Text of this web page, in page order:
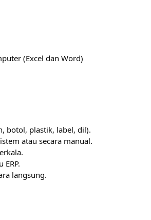
(Excel dan Word)
botol, plastik, label, dil).
atau secara manual.
langsung.